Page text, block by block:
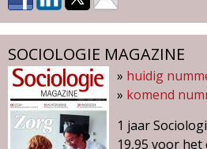
SOCIOLOGIE MAGAZINE
» huidig
» komend
1 jaar
19,95 voor het